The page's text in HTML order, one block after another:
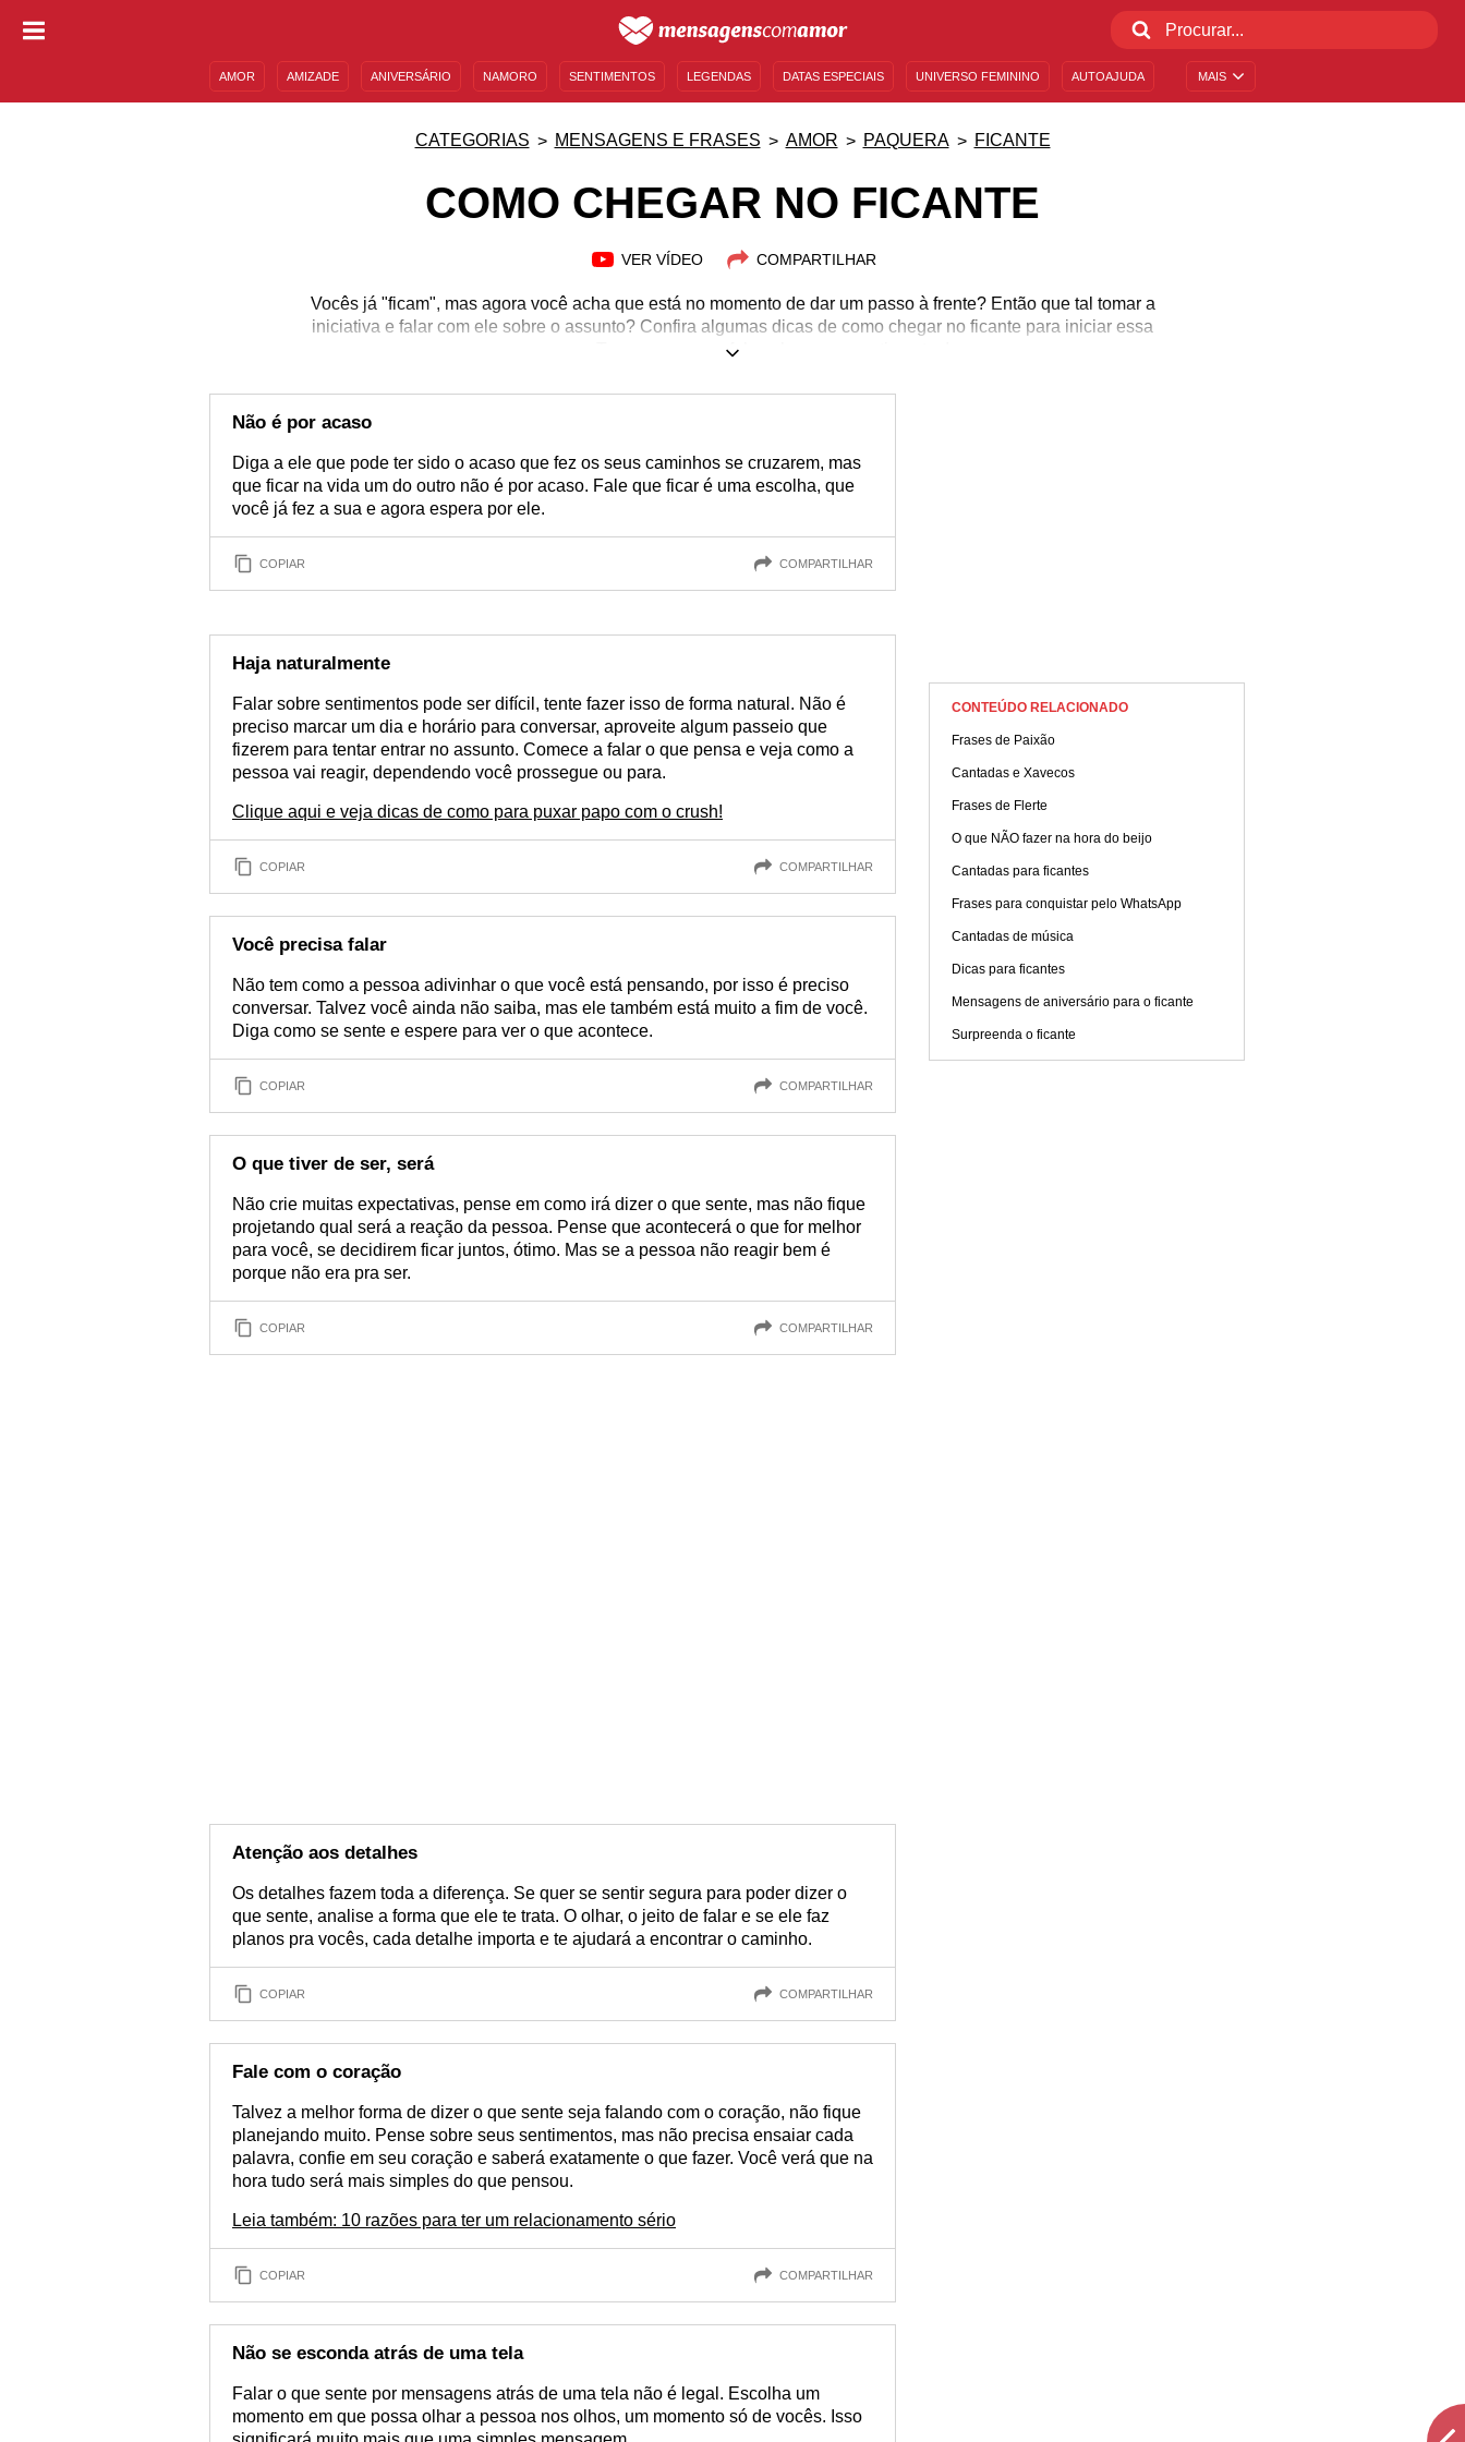
MAIS
AMOR AMIZADE ANIVERSÁRIO NAMORO SENTIMENTOS LEGENDAS DATAS ESPECIAIS UNIVERSO FEMININO AUTOAJUDA
CATEGORIAS MENSAGENS E FRASES AMOR PAQUERA FICANTE
COMO CHEGAR NO FICANTE
VER VÍDEO COMPARTILHAR
Vocês já "ficam", mas agora você acha que está no momento de dar um passo à frente? Então que tal tomar a
iniciativa e falar com ele sobre o assunto? Confira algumas dicas de como chegar no ficante para iniciar essa
conversa. Tome coragem e fale sobre seus sentimentos!
Não é por acaso
Diga a ele que pode ter sido o acaso que fez os seus caminhos se cruzarem, mas
que ficar na vida um do outro não é por acaso. Fale que ficar é uma escolha, que
você já fez a sua e agora espera por ele.
COPIAR COMPARTILHAR
Haja naturalmente
Falar sobre sentimentos pode ser difícil, tente fazer isso de forma natural. Não é
preciso marcar um dia e horário para conversar, aproveite algum passeio que
fizerem para tentar entrar no assunto. Comece a falar o que pensa e veja como a
pessoa vai reagir, dependendo você prossegue ou para.
Clique aqui e veja dicas de como para puxar papo com o crush!
COPIAR COMPARTILHAR
Você precisa falar
Não tem como a pessoa adivinhar o que você está pensando, por isso é preciso
conversar. Talvez você ainda não saiba, mas ele também está muito a fim de você.
Diga como se sente e espere para ver o que acontece.
COPIAR COMPARTILHAR
O que tiver de ser, será
Não crie muitas expectativas, pense em como irá dizer o que sente, mas não fique
projetando qual será a reação da pessoa. Pense que acontecerá o que for melhor
para você, se decidirem ficar juntos, ótimo. Mas se a pessoa não reagir bem é
porque não era pra ser.
COPIAR COMPARTILHAR
Atenção aos detalhes
Os detalhes fazem toda a diferença. Se quer se sentir segura para poder dizer o
que sente, analise a forma que ele te trata. O olhar, o jeito de falar e se ele faz
planos pra vocês, cada detalhe importa e te ajudará a encontrar o caminho.
COPIAR COMPARTILHAR
Fale com o coração
Talvez a melhor forma de dizer o que sente seja falando com o coração, não fique
planejando muito. Pense sobre seus sentimentos, mas não precisa ensaiar cada
palavra, confie em seu coração e saberá exatamente o que fazer. Você verá que na
hora tudo será mais simples do que pensou.
Leia também: 10 razões para ter um relacionamento sério
COPIAR COMPARTILHAR
Não se esconda atrás de uma tela
Falar o que sente por mensagens atrás de uma tela não é legal. Escolha um
momento em que possa olhar a pessoa nos olhos, um momento só de vocês. Isso
CONTEÚDO RELACIONADO
Frases de Paixão
Cantadas e Xavecos
Frases de Flerte
O que NÃO fazer na hora do beijo
Cantadas para ficantes
Frases para conquistar pelo WhatsApp
Cantadas de música
Dicas para ficantes
Mensagens de aniversário para o ficante
Surpreenda o ficante